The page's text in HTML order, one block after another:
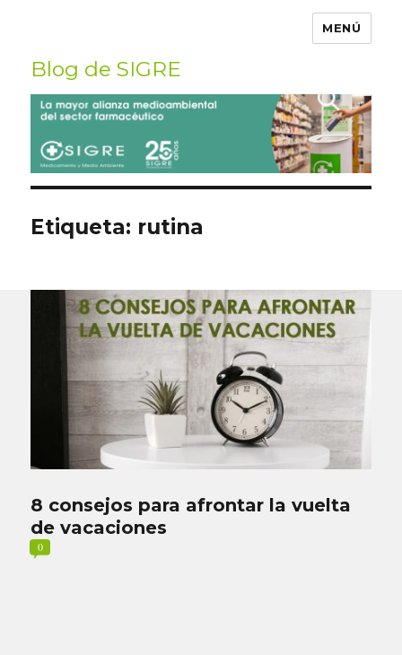
MENÚ
Blog de SIGRE
Buscar
por:
Etiqueta: rutina
8 consejos para afrontar la vuelta
de vacaciones
0